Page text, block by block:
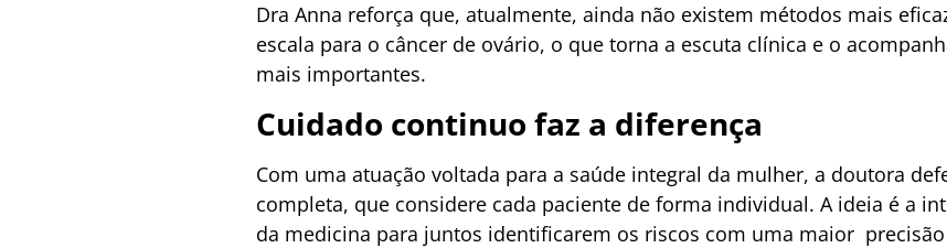
Dra Anna reforça que, atualmente, ainda não existem métodos mais
escala para o câncer de ovário, o que torna a escuta clínica e o
mais importantes.
Cuidado continuo faz a diferença
Com uma atuação voltada para a saúde integral da mulher, a doutora
completa, que considere cada paciente de forma individual. A ideia é a
da medicina para juntos identificarem os riscos com uma maior